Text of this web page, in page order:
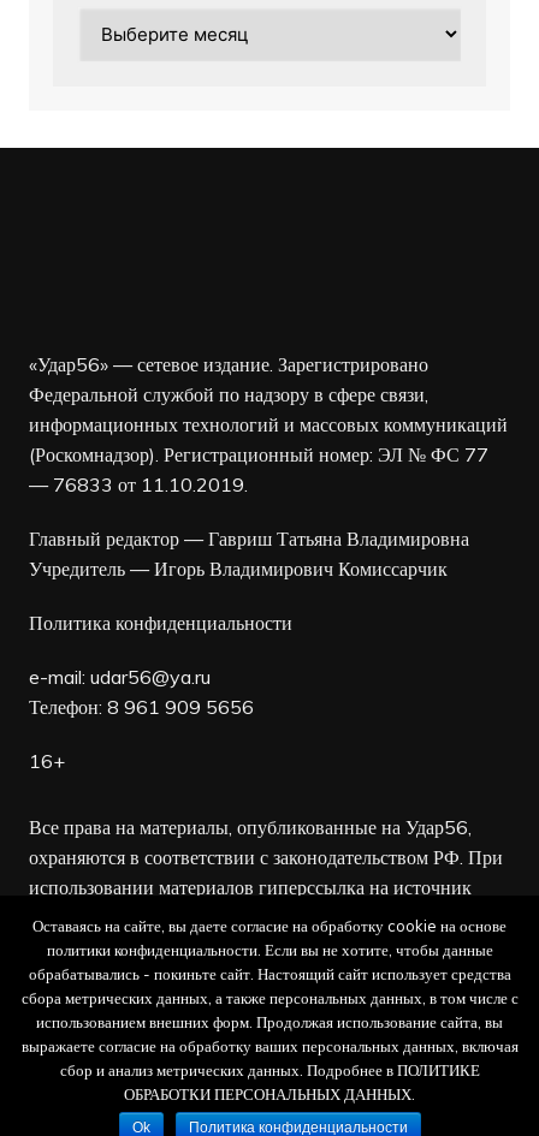
«Удар56» — сетевое издание. Зарегистрировано
Федеральной службой по надзору в сфере связи,
информационных технологий и массовых коммуникаций
(Роскомнадзор). Регистрационный номер: ЭЛ № ФС 77
— 76833 от 11.10.2019.
Главный редактор — Гавриш Татьяна Владимировна
Учредитель — Игорь Владимирович Комиссарчик
Политика конфиденциальности
e-mail: udar56@ya.ru
Телефон: 8 961 909 5656
16+
Все права на материалы, опубликованные на Удар56,
охраняются в соответствии с законодательством РФ. При
использовании материалов гиперссылка на источник
обязательна.
Редакция не несет ответственности за достоверность
рекламных объявлений, а также за содержание веб-
сайтов, на которые даны гиперссылки.
Оставаясь на сайте, вы даете согласие на обработку cookie на основе
политики конфиденциальности. Если вы не хотите, чтобы данные
обрабатывались - покиньте сайт. Настоящий сайт использует средства
сбора метрических данных, а также персональных данных, в том числе с
использованием внешних форм. Продолжая использование сайта, вы
выражаете согласие на обработку ваших персональных данных, включая
сбор и анализ метрических данных. Подробнее в ПОЛИТИКЕ
ОБРАБОТКИ ПЕРСОНАЛЬНЫХ ДАННЫХ.
Ok Политика конфиденциальности